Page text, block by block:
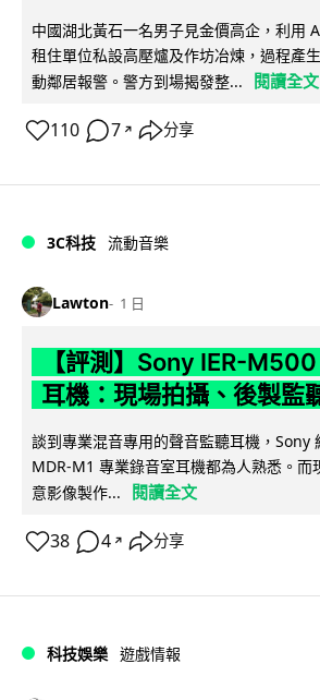
中國湖北黃石一名男子見金價高企，利用
租住單位私設高壓爐及作坊冶煉，過程產
動鄰居報警。警方到場揭發整...
閱讀全文
110 7 ↗ 分享
3C科技 流動音樂
Lawton 1 日
【評測】Sony IER-
耳機：現場拍攝、後製監
談到專業混音專用的聲音監聽耳機，Sony
MDR-M1 專業錄音室耳機都為人熟悉。而
意影像製作...
閱讀全文
38 4 ↗ 分享
科技娛樂 遊戲情報